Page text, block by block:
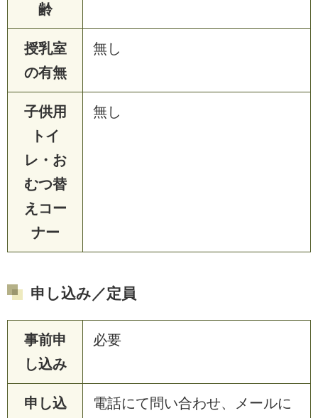
齢
授乳室
の有無
無し
子供用
トイ
レ・お
むつ替
えコー
ナー
無し
申し込み／定員
事前申
し込み
必要
申し込
電話にて問い合わせ、メールに